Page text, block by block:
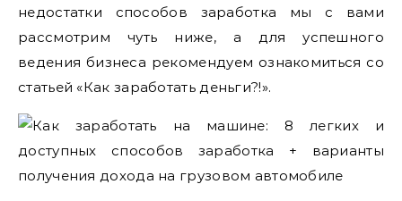
недостатки способов заработка мы с вами
рассмотрим чуть ниже, а для успешного
ведения бизнеса рекомендуем ознакомиться со
статьей «Как заработать деньги?!».